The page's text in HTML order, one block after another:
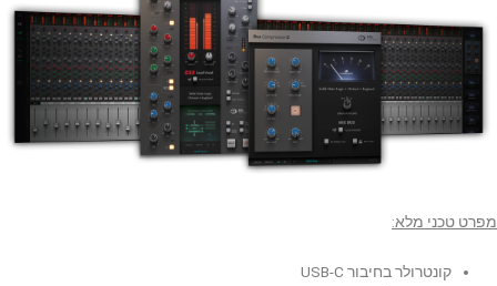
מפרט טכני מלא:
קונטרולר בחיבור USB-C